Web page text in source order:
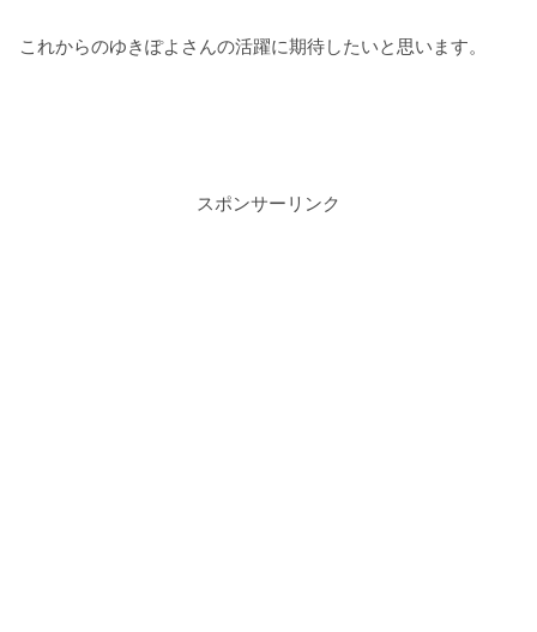
これからのゆきぽよさんの活躍に期待したいと思います。
スポンサーリンク